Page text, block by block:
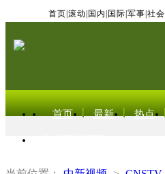
首页 滚动 国内 国际 军事 社会
首页 最新 热点